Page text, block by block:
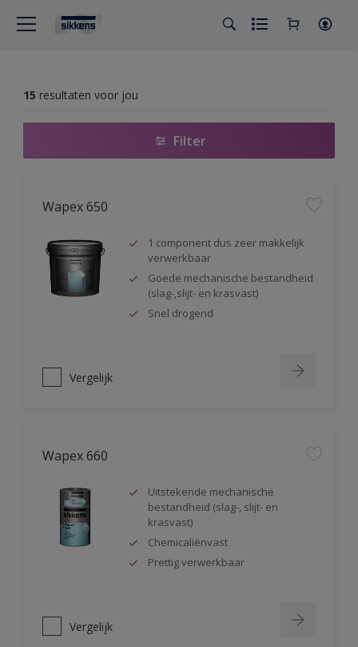
15 resultaten voor jou
Filter
Wapex 650
1 component dus zeer makkelijk
verwerkbaar
Goede mechanische bestandheid
(slag-,slijt- en krasvast)
Snel drogend
Vergelijk
Wapex 660
Uitstekende mechanische
bestandheid (slag-, slijt- en
krasvast)
Chemicaliënvast
Prettig verwerkbaar
Vergelijk